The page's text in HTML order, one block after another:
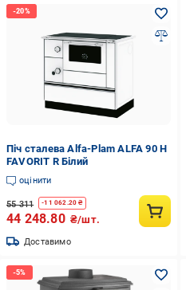
Піч сталева Alfa-Plam ALFA 90 H
FAVORIT R Білий
оцінити
55 311 -11 062.20 ₴
44 248.80 ₴/шт.
Доставимо